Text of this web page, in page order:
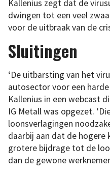
Kallenius zegt dat de
dwingen tot een veel
voor de uitbraak van de
Sluitingen
‘De uitbarsting van het
autosector voor een
Kallenius in een webcast
IG Metall was opgezet.
loonsverlagingen
daarbij aan dat de hogere
grotere bijdrage tot de
dan de gewone